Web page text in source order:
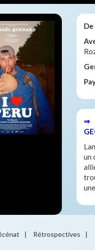
De
⇒
un
| Rétrospectives |